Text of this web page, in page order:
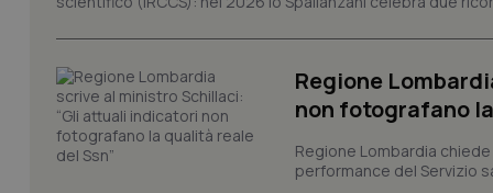
Regione
non fotografano
Regione Lombardia
performance del Servizio
e l'accesso alle